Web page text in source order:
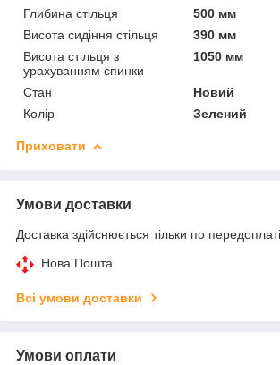
Глибина стільця
500 мм
Висота сидіння стільця
390 мм
Висота стільця з
урахуванням спинки
1050 мм
Стан
Новий
Колір
Зелений
Приховати
Умови доставки
Доставка здійснюється тільки по передоплаті.
Нова Пошта
Всі умови доставки
Умови оплати